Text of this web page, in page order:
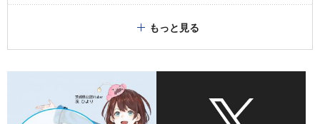
もっと見る